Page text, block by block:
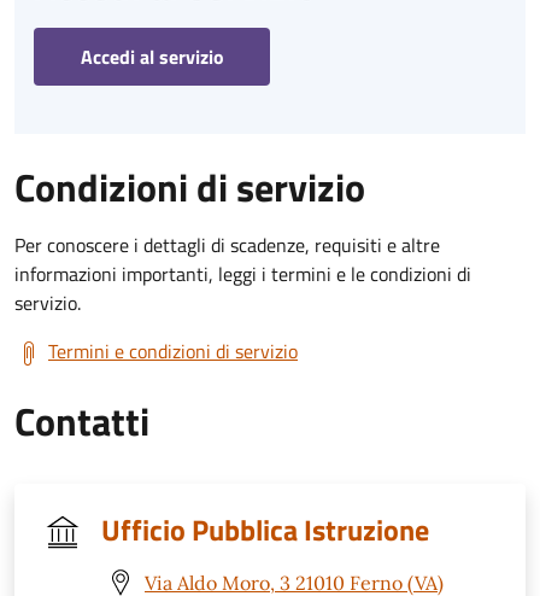
Accedi al servizio
Condizioni di servizio
Per conoscere i dettagli di scadenze, requisiti e altre
informazioni importanti, leggi i termini e le condizioni di
servizio.
Termini e condizioni di servizio
Contatti
Ufficio Pubblica Istruzione
Via Aldo Moro, 3 21010 Ferno (VA)